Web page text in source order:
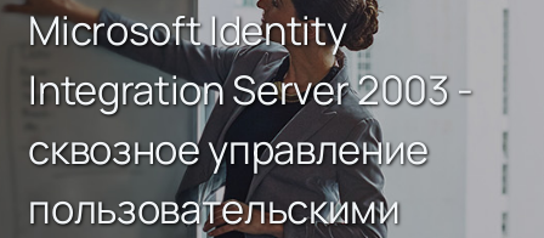
Microsoft Identity
Integration Server 2003 -
сквозное управление
пользовательскими